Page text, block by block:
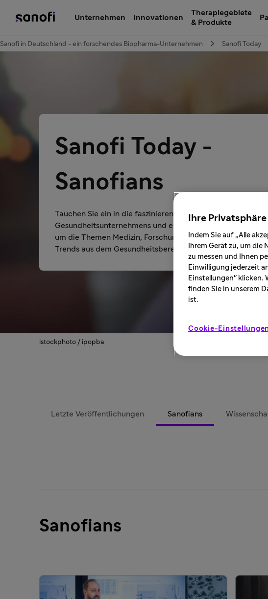
Unternehmen Innovationen
Therapiegebiete
& Produkte
Sanofi in Deutschland - ein forschendes Biopharma-Unternehmen Sanofi Today
istockphoto / ipopba
Sanofi Today -
Sanofians
Tauchen Sie ein in die faszinierende Welt unseres
Gesundheitsunternehmens und entdecken Sie bewegende
um die Themen Medizin, Forschung, Technologie und viele
Trends aus dem Gesundheitsbereich.
Letzte Veröffentlichungen Sanofians
Sanofians
Ihre
Indem Sie auf „Alle
Ihrem Gerät zu, um
zu messen und Ihnen
Einwilligung jederzeit
Einstellungen" klicken.
finden Sie in unserem
ist.
Cookie-